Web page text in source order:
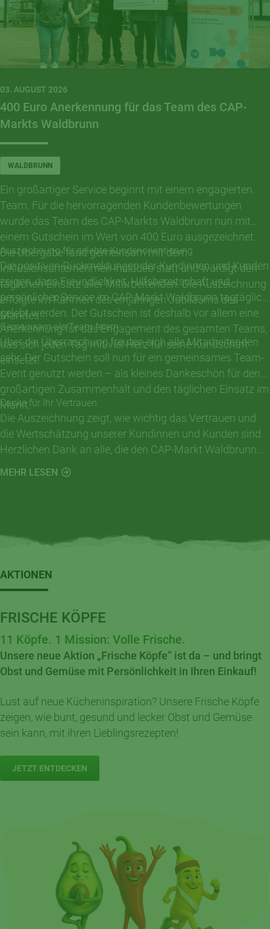
03. AUGUST 2026
400 Euro Anerkennung für das Team des CAP-
Markts Waldbrunn
WALDBRUNN
Ein großartiger Service beginnt mit einem engagierten
Team. Für die hervorragenden Kundenbewertungen
wurde das Team des CAP-Markts Waldbrunn nun mit
einem Gutschein im Wert von 400 Euro ausgezeichnet.
Die Übergabe fand gemeinsam mit dem
Inklusionsunternehmen includeo statt und würdigt den
täglichen Einsatz aller Mitarbeitenden. Die Auszeichnung
erfolgte im Rahmen des einjährigen Jubiläums des
Marktes.
Auszeichnung für gelebte Kundenorientierung
Die positiven Rückmeldungen der Kundinnen und Kunden
zeigen, dass Freundlichkeit, Hilfsbereitschaft und
persönlicher Service im CAP-Markt Waldbrunn tagtäglich
gelebt werden. Der Gutschein ist deshalb vor allem eine
Anerkennung für das Engagement des gesamten Teams,
das sich jeden Tag mit viel Herz für seine Kundschaft
einsetzt.
Gemeinsam als Team feiern
Über die Überraschung freuten sich alle Mitarbeitenden
sehr. Der Gutschein soll nun für ein gemeinsames Team-
Event genutzt werden – als kleines Dankeschön für den
großartigen Zusammenhalt und den täglichen Einsatz im
Markt.
Danke für Ihr Vertrauen
Die Auszeichnung zeigt, wie wichtig das Vertrauen und
die Wertschätzung unserer Kundinnen und Kunden sind.
Herzlichen Dank an alle, die den CAP-Markt Waldbrunn
mit ihren positiven Bewertungen unterstützt haben.
Gemeinsam machen wir den Markt zu einem Ort, an dem
MEHR LESEN
AKTIONEN
FRISCHE KÖPFE
11 Köpfe. 1 Mission: Volle Frische.
Unsere neue Aktion „Frische Köpfe“ ist da – und bringt
Obst und Gemüse mit Persönlichkeit in Ihren Einkauf!
Lust auf neue Kücheninspiration? Unsere Frische Köpfe
zeigen, wie bunt, gesund und lecker Obst und Gemüse
sein kann, mit ihren Lieblingsrezepten!
JETZT ENTDECKEN